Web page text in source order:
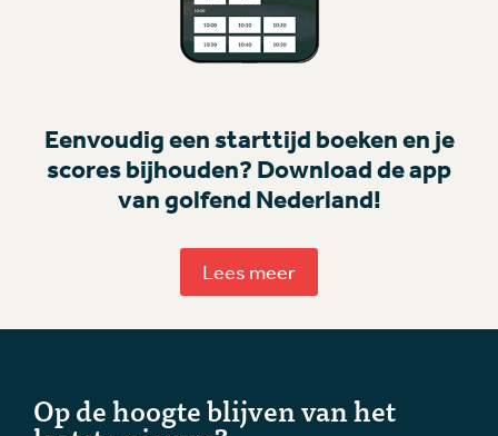
Eenvoudig een starttijd boeken en je
scores bijhouden? Download de app
van golfend Nederland!
Lees meer
Op de hoogte blijven van het